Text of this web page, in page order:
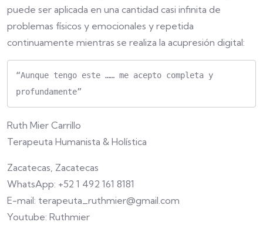
puede ser aplicada en una cantidad casi infinita de
problemas físicos y emocionales y repetida
continuamente mientras se realiza la acupresión digital:
“Aunque tengo este …… me acepto completa y
profundamente”
Ruth Mier Carrillo
Terapeuta Humanista & Holística
Zacatecas, Zacatecas
WhatsApp: +52 1 492 161 8181
E-mail: terapeuta_ruthmier@gmail.com
Youtube: Ruthmier